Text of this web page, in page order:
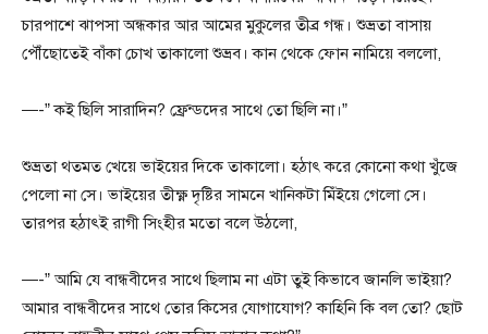
চারপাশে ঝাপসা অন্ধকার আর আমের মুকুলের তীব্র গন্ধ। শুভ্রতা বাসায়
পৌঁছোতেই বাঁকা চোখ তাকালো শুভ্রব। কান থেকে ফোন নামিয়ে বললো,
—-” কই ছিলি সারাদিন? ফ্রেন্ডদের সাথে তো ছিলি না।”
শুভ্রতা থতমত খেয়ে ভাইয়ের দিকে তাকালো। হঠাৎ করে কোনো কথা খুঁজে
পেলো না সে। ভাইয়ের তীক্ষ্ণ দৃষ্টির সামনে খানিকটা মিঁইয়ে গেলো সে।
তারপর হঠাৎই রাগী সিংহীর মতো বলে উঠলো,
—-” আমি যে বান্ধবীদের সাথে ছিলাম না এটা তুই কিভাবে জানলি ভাইয়া?
আমার বান্ধবীদের সাথে তোর কিসের যোগাযোগ? কাহিনি কি বল তো? ছোট